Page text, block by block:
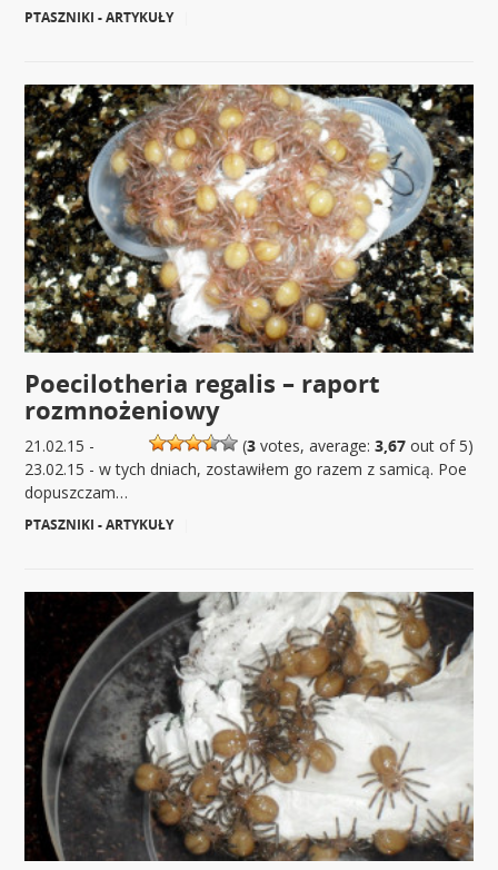
PTASZNIKI - ARTYKUŁY
Poecilotheria regalis – raport
rozmnożeniowy
(3votes, average: 3,67out of 5)
21.02.15 -
23.02.15 - w tych dniach, zostawiłem go razem z samicą. Poe
dopuszczam…
PTASZNIKI - ARTYKUŁY